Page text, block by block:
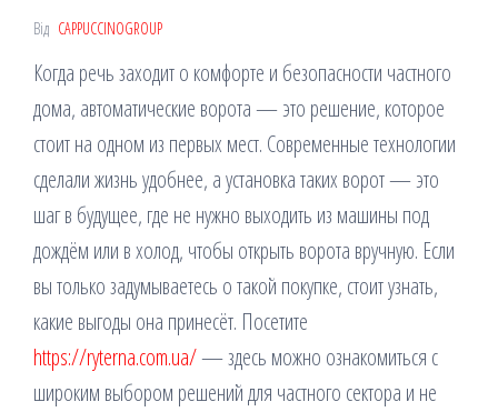
Від CAPPUCCINOGROUP
Когда речь заходит о комфорте и безопасности частного
дома, автоматические ворота — это решение, которое
стоит на одном из первых мест. Современные технологии
сделали жизнь удобнее, а установка таких ворот — это
шаг в будущее, где не нужно выходить из машины под
дождём или в холод, чтобы открыть ворота вручную. Если
вы только задумываетесь о такой покупке, стоит узнать,
какие выгоды она принесёт. Посетите
https://ryterna.com.ua/— здесь можно ознакомиться с
широким выбором решений для частного сектора и не